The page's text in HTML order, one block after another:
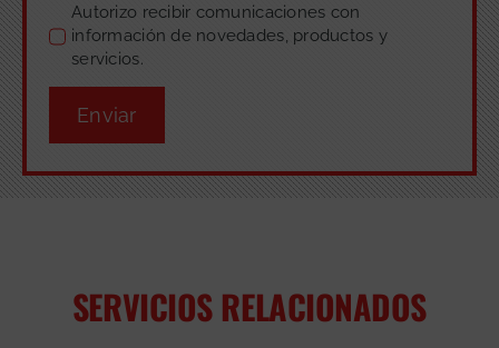
Autorizo recibir comunicaciones con
información de novedades, productos y
servicios.
Enviar
SERVICIOS RELACIONADOS